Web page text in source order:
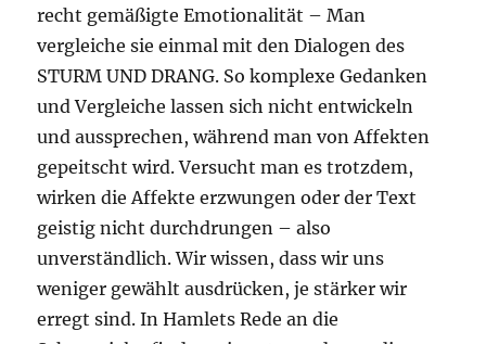
recht gemäßigte Emotionalität – Man
vergleiche sie einmal mit den Dialogen des
STURM UND DRANG. So komplexe Gedanken
und Vergleiche lassen sich nicht entwickeln
und aussprechen, während man von Affekten
gepeitscht wird. Versucht man es trotzdem,
wirken die Affekte erzwungen oder der Text
geistig nicht durchdrungen – also
unverständlich. Wir wissen, dass wir uns
weniger gewählt ausdrücken, je stärker wir
erregt sind. In Hamlets Rede an die